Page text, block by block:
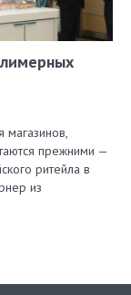
прежними —
ритейла в
из